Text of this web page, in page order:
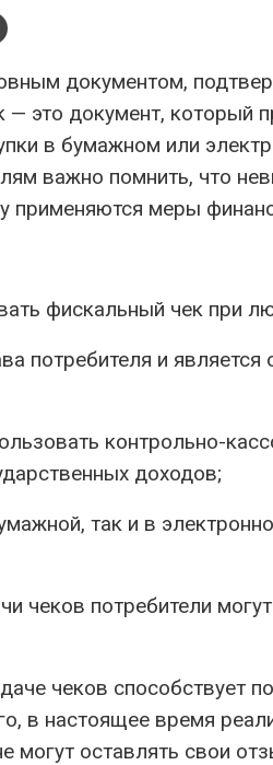
документом,
это документ, который
в бумажном или
важно помнить, что
применяются меры
фискальный чек при
потребителя и
контрольно-
доходов;
так и в
чеков потребители
чеков способствует
в настоящее время
могут оставлять свои